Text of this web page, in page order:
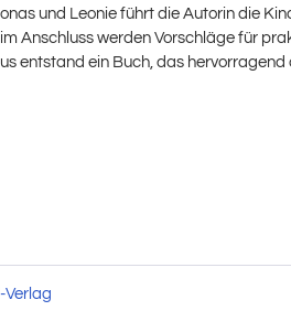
und Leonie führt die Autorin die
Anschluss werden Vorschläge für
entstand ein Buch, das
Verlag